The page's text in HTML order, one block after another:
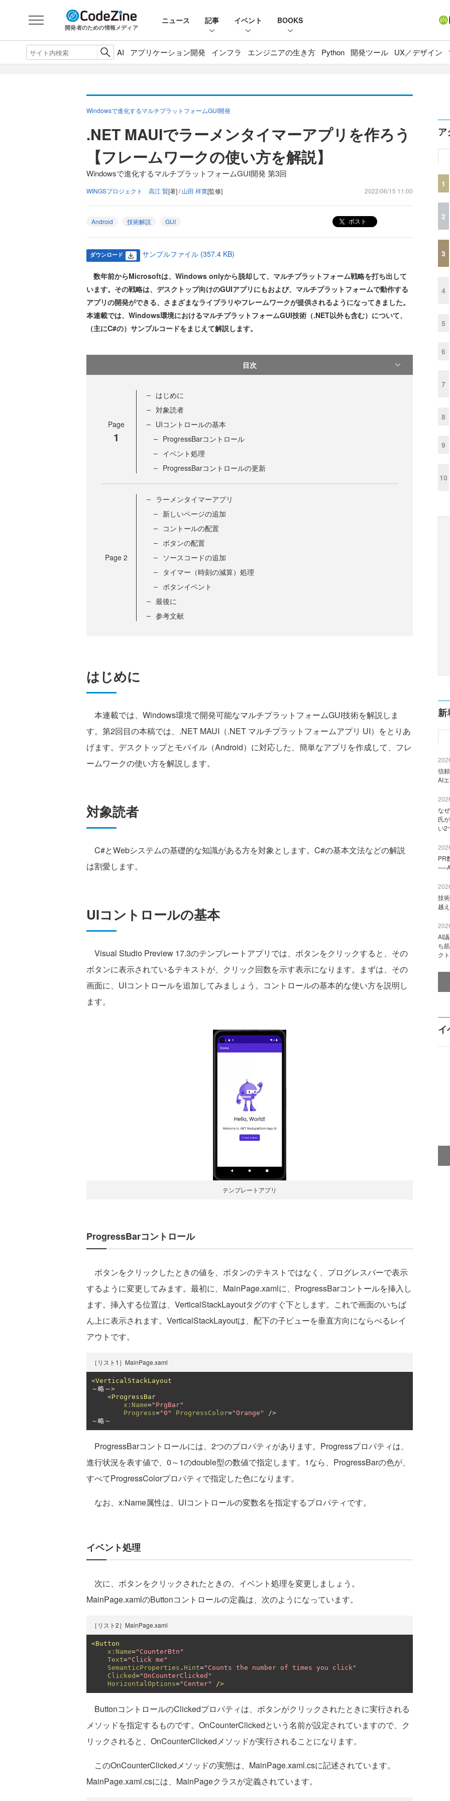
開発者のための情報メディア
ニュース 記事 イベント BOOKS
AI アプリケーション開発 インフラ エンジニアの生き方 Python 開発ツール UX／デザイン
Windowsで進化するマルチプラットフォームGUI開発
.NET MAUIでラーメンタイマーアプリを作ろう
【フレームワークの使い方を解説】
Windowsで進化するマルチプラットフォームGUI開発 第3回
WINGSプロジェクト 高江 賢[著] /山田 祥寛[監修] 2022/06/15 11:00
Android 技術解説 GUI ポスト
ダウンロード サンプルファイル (357.4 KB)
数年前からMicrosoftは、Windows onlyから脱却して、マルチプラットフォーム戦略を打ち出して
います。その戦略は、デスクトップ向けのGUIアプリにもおよび、マルチプラットフォームで動作する
アプリの開発ができる、さまざまなライブラリやフレームワークが提供されるようになってきました。
本連載では、Windows環境におけるマルチプラットフォームGUI技術（.NET以外も含む）について、
（主にC#の）サンプルコードをまじえて解説します。
目次
Page
1
はじめに
対象読者
UIコントロールの基本
ProgressBarコントロール
イベント処理
ProgressBarコントロールの更新
Page 2
ラーメンタイマーアプリ
新しいページの追加
コントールの配置
ボタンの配置
ソースコードの追加
タイマー（時刻の減算）処理
ボタンイベント
最後に
参考文献
はじめに
本連載では、Windows環境で開発可能なマルチプラットフォームGUI技術を解説しま
す。第2回目の本稿では、.NET MAUI（.NET マルチプラットフォームアプリ UI）をとりあ
げます。デスクトップとモバイル（Android）に対応した、簡単なアプリを作成して、フレ
ームワークの使い方を解説します。
対象読者
C#とWebシステムの基礎的な知識がある方を対象とします。C#の基本文法などの解説
は割愛します。
UIコントロールの基本
Visual Studio Preview 17.3のテンプレートアプリでは、ボタンをクリックすると、その
ボタンに表示されているテキストが、クリック回数を示す表示になります。まずは、その
画面に、UIコントロールを追加してみましょう。コントロールの基本的な使い方を説明し
ます。
テンプレートアプリ
ProgressBarコントロール
ボタンをクリックしたときの値を、ボタンのテキストではなく、プログレスバーで表示
するように変更してみます。最初に、MainPage.xamlに、ProgressBarコントールを挿入し
ます。挿入する位置は、VerticalStackLayoutタグのすぐ下とします。これで画面のいちば
ん上に表示されます。VerticalStackLayoutは、配下の子ビューを垂直方向にならべるレイ
アウトです。
［リスト1］MainPage.xaml
<VerticalStackLayout
～略～ >
<ProgressBar
x:Name="PrgBar"
Progress="0" ProgressColor="Orange"
/>
～略～
ProgressBarコントロールには、2つのプロパティがあります。Progressプロパティは、
進行状況を表す値で、0～1のdouble型の数値で指定します。1なら、ProgressBarの色が、
すべてProgressColorプロパティで指定した色になります。
なお、x:Name属性は、UIコントロールの変数名を指定するプロパティです。
イベント処理
次に、ボタンをクリックされたときの、イベント処理を変更しましょう。
MainPage.xamlのButtonコントロールの定義は、次のようになっています。
［リスト2］MainPage.xaml
<Button
x:Name="CounterBtn"
Text="Click me"
SemanticProperties . Hint="Counts the number of times you click"
Clicked="OnCounterClicked"
HorizontalOptions="Center" />
ButtonコントロールのClickedプロパティは、ボタンがクリックされたときに実行される
メソッドを指定するものです。OnCounterClickedという名前が設定されていますので、ク
リックされると、OnCounterClickedメソッドが実行されることになります。
このOnCounterClickedメソッドの実態は、MainPage.xaml.csに記述されています。
MainPage.xaml.csには、MainPageクラスが定義されています。
ア
1
2
3
4
5
6
7
8
9
10
新
信
AI
な
氏
い2
PR
技
越
AI
ち
ク
イ